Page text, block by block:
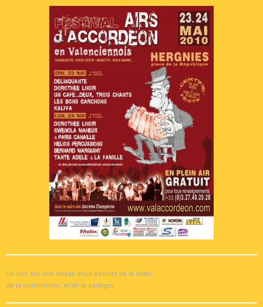
Un clic sur une image vous permet de la noter,
de la commenter, et de la partager.